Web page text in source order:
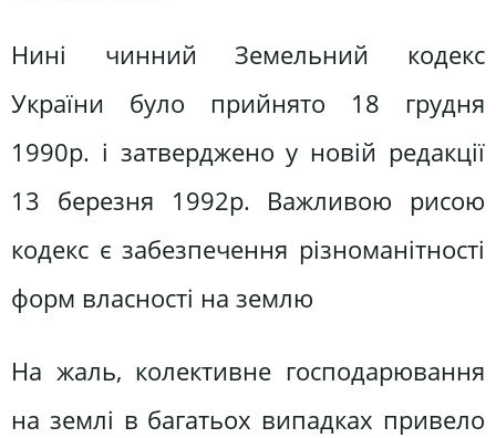
Нині чинний Земельний кодекс
України було прийнято 18 грудня
1990р. і затверджено у новій редакції
13 березня 1992р. Важливою рисою
кодекс є забезпечення різноманітності
форм власності на землю
На жаль, колективне господарювання
на землі в багатьох випадках привело